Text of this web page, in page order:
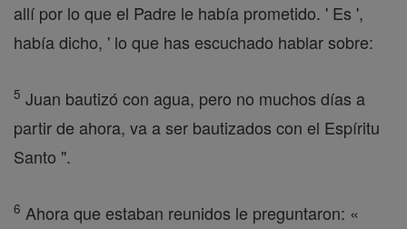
allí por lo que el Padre le había prometido. ' Es ',
había dicho, ' lo que has escuchado hablar sobre:
5 Juan bautizó con agua, pero no muchos días a
partir de ahora, va a ser bautizados con el Espíritu
Santo ".
6 Ahora que estaban reunidos le preguntaron: «